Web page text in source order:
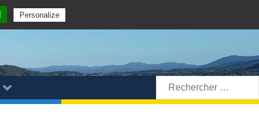
Rechercher:
Personalize